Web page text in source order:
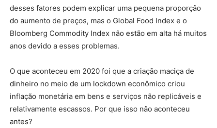
desses fatores podem explicar uma pequena proporção
do aumento de preços, mas o Global Food Index e o
Bloomberg Commodity Index não estão em alta há muitos
anos devido a esses problemas.
O que aconteceu em 2020 foi que a criação maciça de
dinheiro no meio de um lockdown econômico criou
inflação monetária em bens e serviços não replicáveis ​​e
relativamente escassos. Por que isso não aconteceu
antes?